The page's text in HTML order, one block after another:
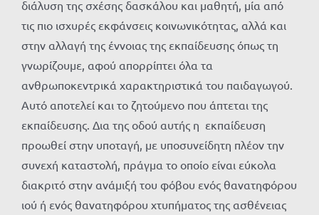
διάλυση της σχέσης δασκάλου και μαθητή, μία από
τις πιο ισχυρές εκφάνσεις κοινωνικότητας, αλλά και
στην αλλαγή της έννοιας της εκπαίδευσης όπως τη
γνωρίζουμε, αφού απορρίπτει όλα τα
ανθρωποκεντρικά χαρακτηριστικά του παιδαγωγού.
Αυτό αποτελεί και το ζητούμενο που άπτεται της
εκπαίδευσης. Δια της οδού αυτής η εκπαίδευση
προωθεί στην υποταγή, με υποσυνείδητη πλέον την
συνεχή καταστολή, πράγμα το οποίο είναι εύκολα
διακριτό στην ανάμιξή του φόβου ενός θανατηφόρου
ιού ή ενός θανατηφόρου χτυπήματος της ασθένειας